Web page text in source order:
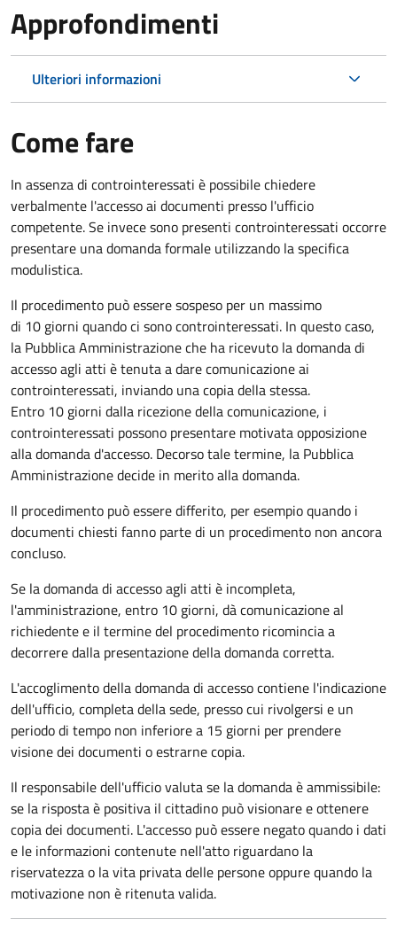
Approfondimenti
Ulteriori informazioni
Come fare
In assenza di controinteressati è possibile chiedere
verbalmente l'accesso ai documenti presso l'ufficio
competente. Se invece sono presenti controinteressati occorre
presentare una domanda formale utilizzando la specifica
modulistica.
Il procedimento può essere sospeso per un massimo
di 10 giorni quando ci sono controinteressati. In questo caso,
la Pubblica Amministrazione che ha ricevuto la domanda di
accesso agli atti è tenuta a dare comunicazione ai
controinteressati, inviando una copia della stessa.
Entro 10 giorni dalla ricezione della comunicazione, i
controinteressati possono presentare motivata opposizione
alla domanda d'accesso. Decorso tale termine, la Pubblica
Amministrazione decide in merito alla domanda.
Il procedimento può essere differito, per esempio quando i
documenti chiesti fanno parte di un procedimento non ancora
concluso.
Se la domanda di accesso agli atti è incompleta,
l'amministrazione, entro 10 giorni, dà comunicazione al
richiedente e il termine del procedimento ricomincia a
decorrere dalla presentazione della domanda corretta.
L'accoglimento della domanda di accesso contiene l'indicazione
dell'ufficio, completa della sede, presso cui rivolgersi e un
periodo di tempo non inferiore a 15 giorni per prendere
visione dei documenti o estrarne copia.
Il responsabile dell'ufficio valuta se la domanda è ammissibile:
se la risposta è positiva il cittadino può visionare e ottenere
copia dei documenti. L'accesso può essere negato quando i dati
e le informazioni contenute nell'atto riguardano la
riservatezza o la vita privata delle persone oppure quando la
motivazione non è ritenuta valida.